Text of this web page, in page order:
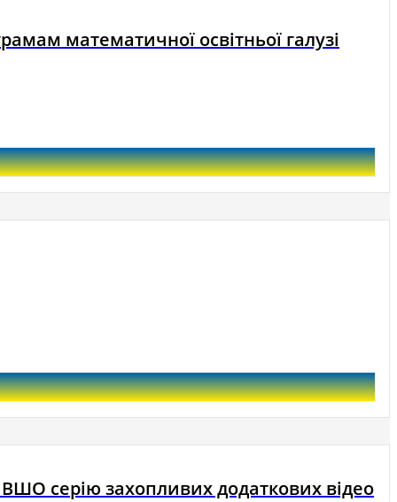
математичної освітньої галузі
серію захопливих додаткових відео